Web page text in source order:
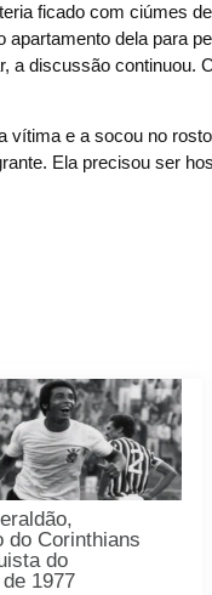
ficado com ciúmes
dela para
a discussão continuou.
e a socou no
Ela precisou ser
do Corinthians
do
1977